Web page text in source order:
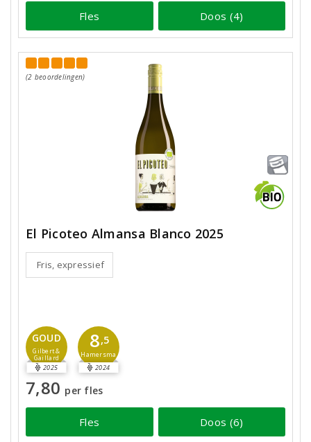
Fles Doos (4)
(2 beoordelingen)
El Picoteo Almansa Blanco 2025
Fris, expressief
GOUD
Gilbert &
Gaillard
2025
8,5
Hamersma
2024
7,80 per fles
Fles Doos (6)